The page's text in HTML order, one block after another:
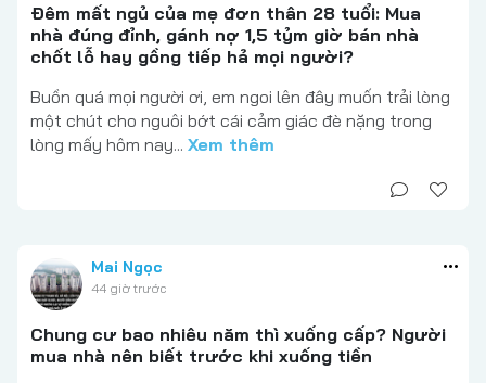
Đêm mất ngủ của mẹ đơn thân 28 tuổi: Mua
nhà đúng đỉnh, gánh nợ 1,5 tỷm giờ bán nhà
chốt lỗ hay gồng tiếp hả mọi người?
Buồn quá mọi người ơi, em ngoi lên đây muốn trải lòng
một chút cho nguôi bớt cái cảm giác đè nặng trong
lòng mấy hôm nay... Xem thêm
Mai Ngọc
44 giờ trước
Chung cư bao nhiêu năm thì xuống cấp? Người
mua nhà nên biết trước khi xuống tiền